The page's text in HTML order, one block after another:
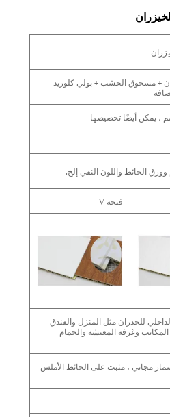
+ مسحوق الخشب + بولي كلوريد
الحائط واللون النقي إلخ.
فتحة V
للجدران مثل المنزل والفندق
وغرفة المعيشة والحمام
مجاني ، مثبت على الحائط الأملس